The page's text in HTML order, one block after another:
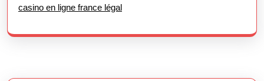
casino en ligne france légal